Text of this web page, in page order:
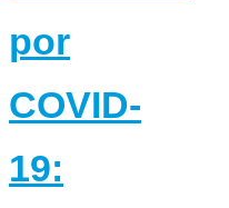
por
COVID-
19: